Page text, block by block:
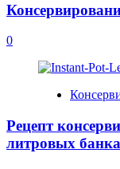
0
Рецепт
литровых